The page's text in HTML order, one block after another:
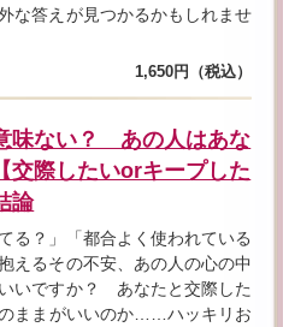
な答えが見つかるかもしれませ
1,650円（税込）
味ない？ あの人はあな
交際したいorキープした
論
る？」「都合よく使われている
えるその不安、あの人の心の中
いですか？ あなたと交際した
ままがいいのか……ハッキリお